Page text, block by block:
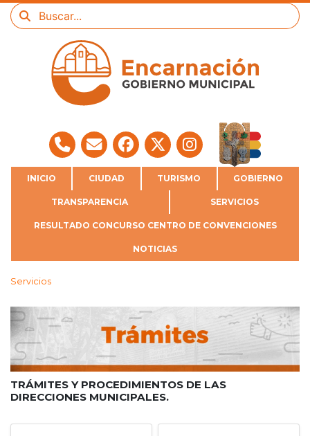
INICIO CIUDAD TURISMO GOBIERNO
TRANSPARENCIA SERVICIOS
RESULTADO CONCURSO CENTRO DE CONVENCIONES
NOTICIAS
Servicios
TRÁMITES Y PROCEDIMIENTOS DE LAS
DIRECCIONES MUNICIPALES.